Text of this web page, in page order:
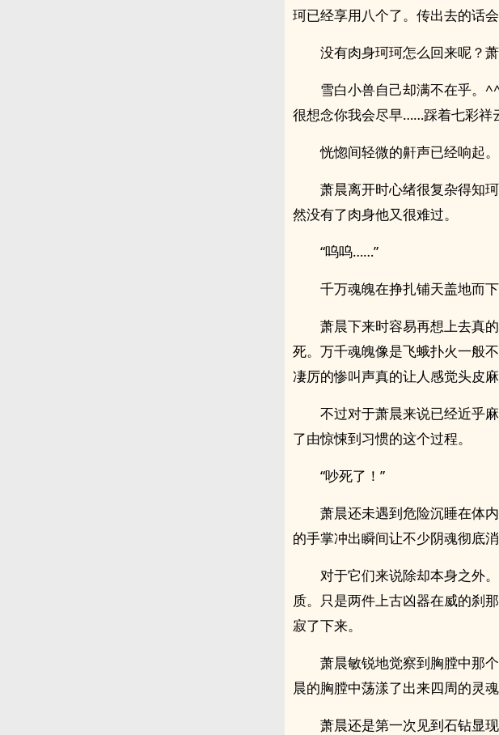
珂已经享用八个了。传出去的话
没有肉身珂珂怎么回来呢？萧
雪白小兽自己却满不在乎。
很想念你我会尽早……踩着七彩祥
恍惚间轻微的鼾声已经响起。
萧晨离开时心绪很复杂得知
然没有了肉身他又很难过。
“呜呜……”
千万魂魄在挣扎铺天盖地而下
萧晨下来时容易再想上去真
死。万千魂魄像是飞蛾扑火一般
凄厉的惨叫声真的让人感觉头皮麻
不过对于萧晨来说已经近乎
了由惊悚到习惯的这个过程。
“吵死了！”
萧晨还未遇到危险沉睡在体
的手掌冲出瞬间让不少阴魂彻底消
对于它们来说除却本身之外
质。只是两件上古凶器在威的刹
寂了下来。
萧晨敏锐地觉察到胸膛中那
晨的胸膛中荡漾了出来四周的灵
萧晨还是第一次见到石钻显